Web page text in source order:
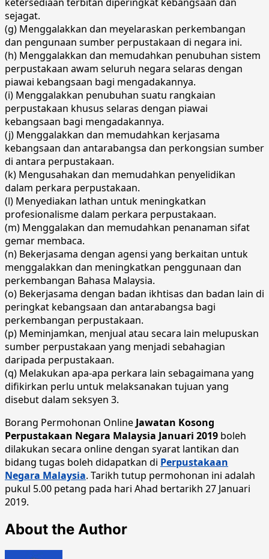
sejagat.
(g) Menggalakkan dan meyelaraskan perkembangan
dan pengunaan sumber perpustakaan di negara ini.
(h) Menggalakkan dan memudahkan penubuhan sistem
perpustakaan awam seluruh negara selaras dengan
piawai kebangsaan bagi mengadakannya.
(i) Menggalakkan penubuhan suatu rangkaian
perpustakaan khusus selaras dengan piawai
kebangsaan bagi mengadakannya.
(j) Menggalakkan dan memudahkan kerjasama
kebangsaan dan antarabangsa dan perkongsian sumber
di antara perpustakaan.
(k) Mengusahakan dan memudahkan penyelidikan
dalam perkara perpustakaan.
(l) Menyediakan lathan untuk meningkatkan
profesionalisme dalam perkara perpustakaan.
(m) Menggalakan dan memudahkan penanaman sifat
gemar membaca.
(n) Bekerjasama dengan agensi yang berkaitan untuk
menggalakkan dan meningkatkan penggunaan dan
perkembangan Bahasa Malaysia.
(o) Bekerjasama dengan badan ikhtisas dan badan lain di
peringkat kebangsaan dan antarabangsa bagi
perkembangan perpustakaan.
(p) Meminjamkan, menjual atau secara lain melupuskan
sumber perpustakaan yang menjadi sebahagian
daripada perpustakaan.
(q) Melakukan apa-apa perkara lain sebagaimana yang
difikirkan perlu untuk melaksanakan tujuan yang
disebut dalam seksyen 3.
Borang Permohonan Online Jawatan Kosong
Perpustakaan Negara Malaysia Januari 2019 boleh
dilakukan secara online dengan syarat lantikan dan
bidang tugas boleh didapatkan di Perpustakaan
Negara Malaysia. Tarikh tutup permohonan ini adalah
pukul 5.00 petang pada hari Ahad bertarikh 27 Januari
2019.
About the Author